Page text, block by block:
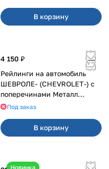
В корзину
4 150 ₽
Рейлинги на автомобиль
ШЕВРОЛЕ- (CHEVROLET-) с
поперечинами Металл
Дизайн
Под заказ
В корзину
Новинка